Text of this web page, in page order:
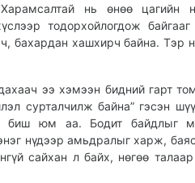
нь өнөө цагийн
тодорхойлогдож байгааг
бахардан хашхирч байна. Тэр
ээ хэмээн бидний гарт
сурталчилж байна” гэсэн
юм аа. Бодит байдлыг
нүдээр амьдралыг харж,
сайхан л байх, нөгөө